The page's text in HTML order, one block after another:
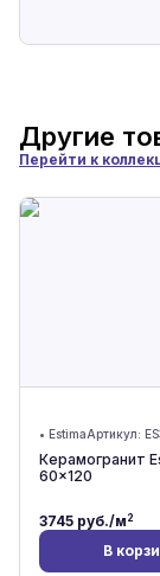
Другие
Перейти к
• EstimaАртикул:
Керамогранит
60x120
3745 руб./м2
В